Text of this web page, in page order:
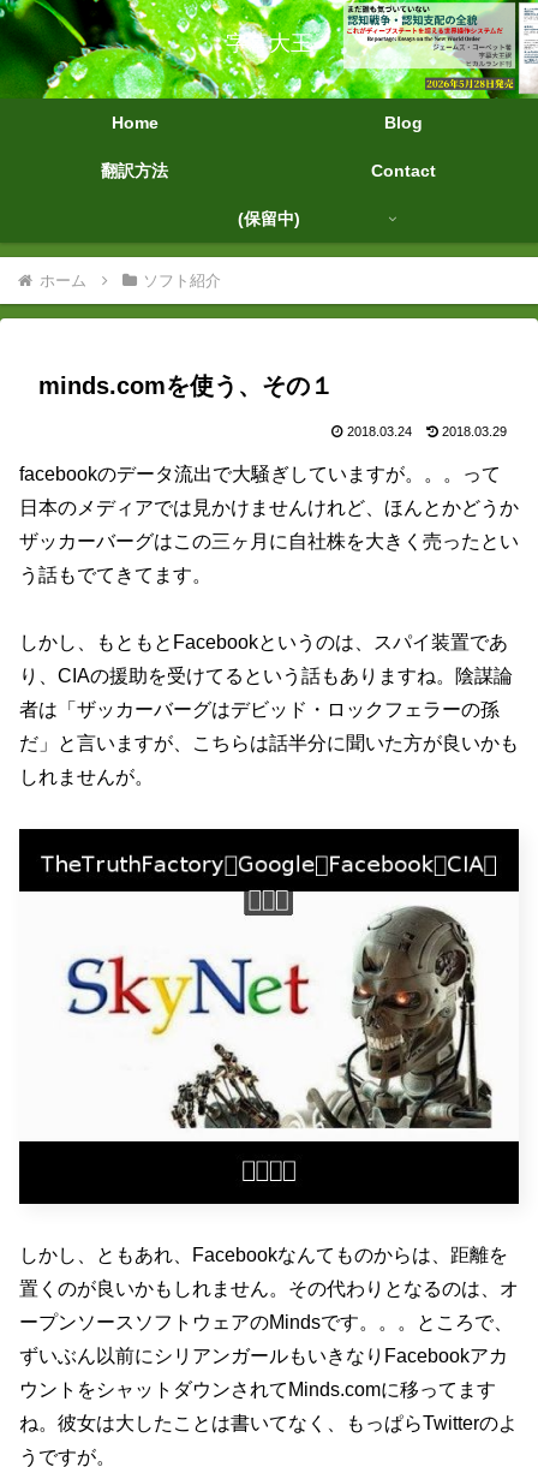
字幕大王
Home Blog
翻訳方法 Contact
(保留中)
ホーム ソフト紹介
minds.comを使う、その１
2018.03.24 2018.03.29
facebookのデータ流出で大騒ぎしていますが。。。って
日本のメディアでは見かけませんけれど、ほんとかどうか
ザッカーバーグはこの三ヶ月に自社株を大きく売ったとい
う話もでてきてます。
しかし、もともとFacebookというのは、スパイ装置であ
り、CIAの援助を受けてるという話もありますね。陰謀論
者は「ザッカーバーグはデビッド・ロックフェラーの孫
だ」と言いますが、こちらは話半分に聞いた方が良いかも
しれませんが。
しかし、ともあれ、Facebookなんてものからは、距離を
置くのが良いかもしれません。その代わりとなるのは、オ
ープンソースソフトウェアのMindsです。。。ところで、
ずいぶん以前にシリアンガールもいきなりFacebookアカ
ウントをシャットダウンされてMinds.comに移ってます
ね。彼女は大したことは書いてなく、もっぱらTwitterのよ
うですが。